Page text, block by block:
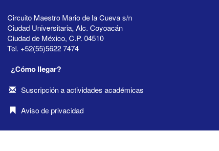
Circuito Maestro Mario de la Cueva s/n
Ciudad Universitaria, Alc. Coyoacán
Ciudad de México, C.P. 04510
Tel. +52(55)5622 7474
¿Cómo llegar?
Suscripción a actividades académicas
Aviso de privacidad